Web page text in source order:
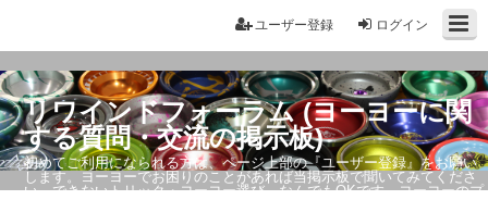
ログイン
ユーザー登録
リワインドフォーラム (ヨーヨーに関
する質問・交流の掲示板)
初めてご利用になられる方は、ページ上部の『ユーザー登録』をお願い
します。ヨーヨーでお困りのことがあれば当掲示板で聞いてみてくださ
い。できないトリック・ヨーヨー選び、なんでもOKです。ヨーヨーのプ